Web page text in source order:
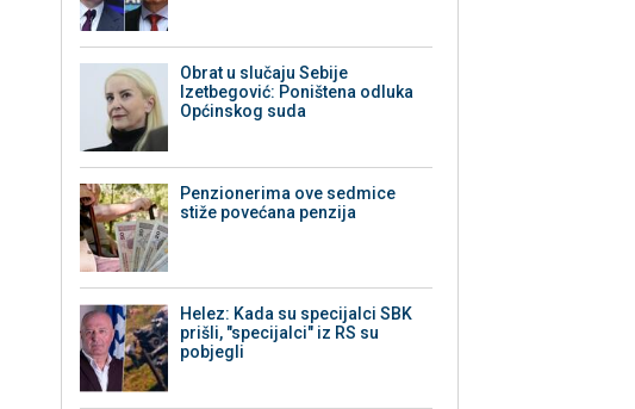
Obrat u slučaju Sebije
Izetbegović: Poništena odluka
Općinskog suda
Penzionerima ove sedmice
stiže povećana penzija
Helez: Kada su specijalci SBK
prišli, "specijalci" iz RS su
pobjegli